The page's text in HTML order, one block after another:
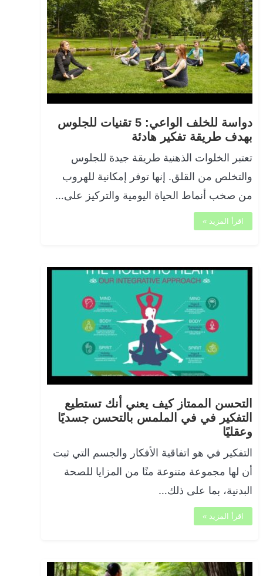
دواسة للخلف الواعي: 5 تقنيات للجلوس
بهدف طريقة تفكير هادئة
تعتبر الخلوات الذهنية طريقة جيدة للجلوس
والتخلص من القلق. إنها توفر إمكانية للهروب
من صخب أنماط الحياة اليومية والتركيز على…
اقرأ المزيد »
التحسن الممتاز كيف يعني أنك تستطيع
التفكير في في الملمس بالتحسن جسديًا
وعقليًا
التفكير في هو اتفاقية الأفكار والجسم التي ثبت
أن لها مجموعة متنوعة منًا من المزايا للصحة
البدنية، بما على ذلك…
اقرأ المزيد »